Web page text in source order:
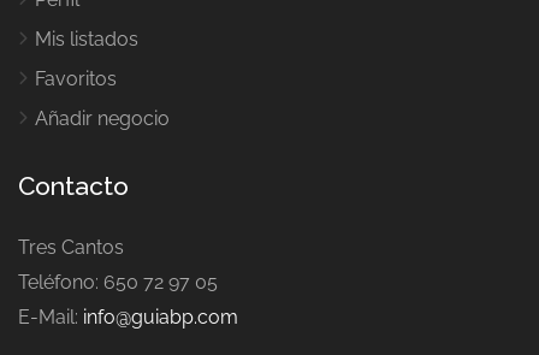
Mis listados
Favoritos
Añadir negocio
Contacto
Tres Cantos
Teléfono: 650 72 97 05
E-Mail: info@guiabp.com